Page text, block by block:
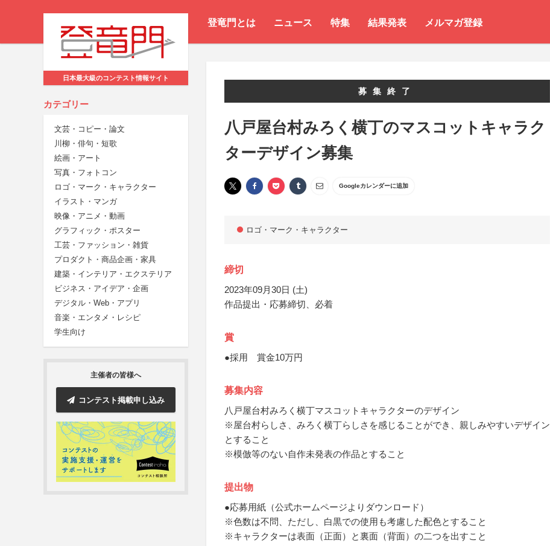
登竜門とは ニュース 特集 結果発表 メルマガ登録
日本最大級のコンテスト情報サイト
カテゴリー
文芸・コピー・論文
川柳・俳句・短歌
絵画・アート
写真・フォトコン
ロゴ・マーク・キャラクター
イラスト・マンガ
映像・アニメ・動画
グラフィック・ポスター
工芸・ファッション・雑貨
プロダクト・商品企画・家具
建築・インテリア・エクステリア
ビジネス・アイデア・企画
デジタル・Web・アプリ
音楽・エンタメ・レシピ
学生向け
主催者の皆様へ
コンテスト掲載申し込み
募集終了
八戸屋台村みろく横丁のマスコットキャラク
ターデザイン募集
Googleカレンダーに追加
ロゴ・マーク・キャラクター
締切
2023年09月30日 (土)
作品提出・応募締切、必着
賞
●採用 賞金10万円
募集内容
八戸屋台村みろく横丁マスコットキャラクターのデザイン
※屋台村らしさ、みろく横丁らしさを感じることができ、親しみやすいデザイン
とすること
※模倣等のない自作未発表の作品とすること
提出物
●応募用紙（公式ホームページよりダウンロード）
※色数は不問、ただし、白黒での使用も考慮した配色とすること
※キャラクターは表面（正面）と裏面（背面）の二つを出すこと